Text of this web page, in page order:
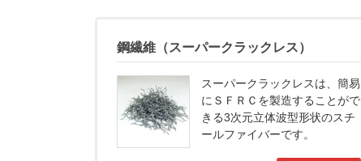
鋼繊維（スーパークラックレス）
スーパークラックレスは、簡易
にＳＦＲＣを製造することがで
きる3次元立体波型形状のスチ
ールファイバーです。